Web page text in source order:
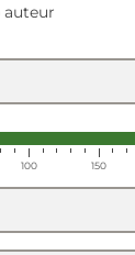
auteur
100 150